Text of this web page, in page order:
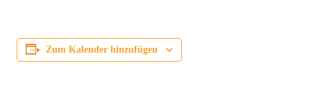
Zum Kalender hinzufügen